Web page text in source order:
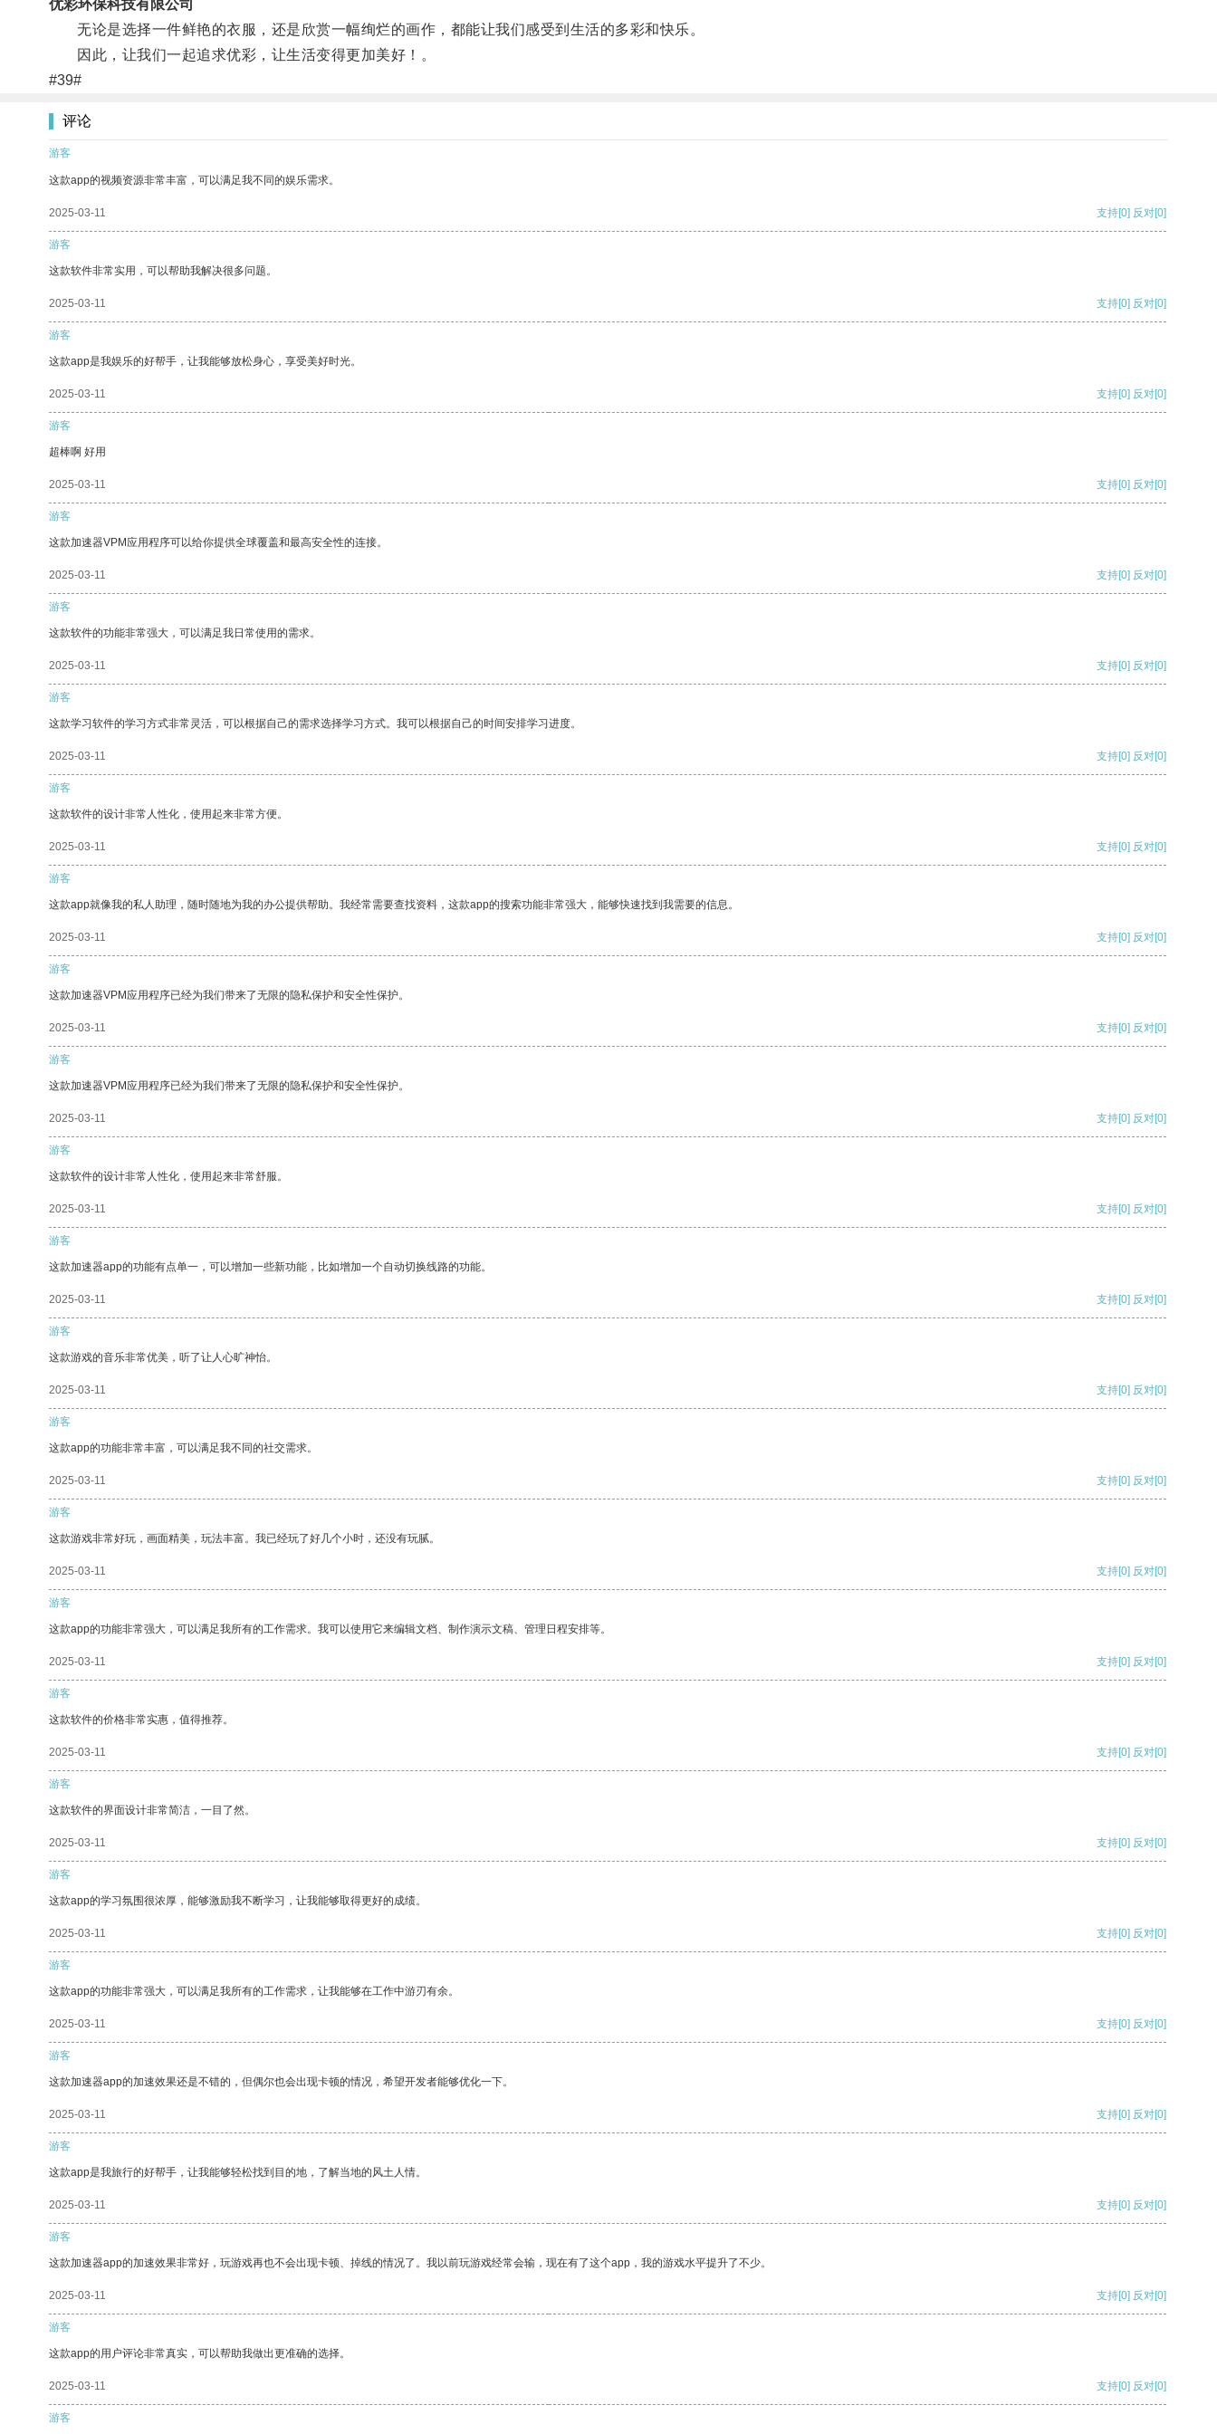
优彩环保科技有限公司
无论是选择一件鲜艳的衣服，还是欣赏一幅绚烂的画作，都能让我们感受到生活的多彩和快乐。
因此，让我们一起追求优彩，让生活变得更加美好！。
#39#
评论
游客
这款app的视频资源非常丰富，可以满足我不同的娱乐需求。
2025-03-11 支持[0] 反对[0]
游客
这款软件非常实用，可以帮助我解决很多问题。
2025-03-11 支持[0] 反对[0]
游客
这款app是我娱乐的好帮手，让我能够放松身心，享受美好时光。
2025-03-11 支持[0] 反对[0]
游客
超棒啊 好用
2025-03-11 支持[0] 反对[0]
游客
这款加速器VPM应用程序可以给你提供全球覆盖和最高安全性的连接。
2025-03-11 支持[0] 反对[0]
游客
这款软件的功能非常强大，可以满足我日常使用的需求。
2025-03-11 支持[0] 反对[0]
游客
这款学习软件的学习方式非常灵活，可以根据自己的需求选择学习方式。我可以根据自己的时间安排学习进度。
2025-03-11 支持[0] 反对[0]
游客
这款软件的设计非常人性化，使用起来非常方便。
2025-03-11 支持[0] 反对[0]
游客
这款app就像我的私人助理，随时随地为我的办公提供帮助。我经常需要查找资料，这款app的搜索功能非常强大，能够快速找到我需要的信息。
2025-03-11 支持[0] 反对[0]
游客
这款加速器VPM应用程序已经为我们带来了无限的隐私保护和安全性保护。
2025-03-11 支持[0] 反对[0]
游客
这款加速器VPM应用程序已经为我们带来了无限的隐私保护和安全性保护。
2025-03-11 支持[0] 反对[0]
游客
这款软件的设计非常人性化，使用起来非常舒服。
2025-03-11 支持[0] 反对[0]
游客
这款加速器app的功能有点单一，可以增加一些新功能，比如增加一个自动切换线路的功能。
2025-03-11 支持[0] 反对[0]
游客
这款游戏的音乐非常优美，听了让人心旷神怡。
2025-03-11 支持[0] 反对[0]
游客
这款app的功能非常丰富，可以满足我不同的社交需求。
2025-03-11 支持[0] 反对[0]
游客
这款游戏非常好玩，画面精美，玩法丰富。我已经玩了好几个小时，还没有玩腻。
2025-03-11 支持[0] 反对[0]
游客
这款app的功能非常强大，可以满足我所有的工作需求。我可以使用它来编辑文档、制作演示文稿、管理日程安排等。
2025-03-11 支持[0] 反对[0]
游客
这款软件的价格非常实惠，值得推荐。
2025-03-11 支持[0] 反对[0]
游客
这款软件的界面设计非常简洁，一目了然。
2025-03-11 支持[0] 反对[0]
游客
这款app的学习氛围很浓厚，能够激励我不断学习，让我能够取得更好的成绩。
2025-03-11 支持[0] 反对[0]
游客
这款app的功能非常强大，可以满足我所有的工作需求，让我能够在工作中游刃有余。
2025-03-11 支持[0] 反对[0]
游客
这款加速器app的加速效果还是不错的，但偶尔也会出现卡顿的情况，希望开发者能够优化一下。
2025-03-11 支持[0] 反对[0]
游客
这款app是我旅行的好帮手，让我能够轻松找到目的地，了解当地的风土人情。
2025-03-11 支持[0] 反对[0]
游客
这款加速器app的加速效果非常好，玩游戏再也不会出现卡顿、掉线的情况了。我以前玩游戏经常会输，现在有了这个app，我的游戏水平提升了不少。
2025-03-11 支持[0] 反对[0]
游客
这款app的用户评论非常真实，可以帮助我做出更准确的选择。
2025-03-11 支持[0] 反对[0]
游客